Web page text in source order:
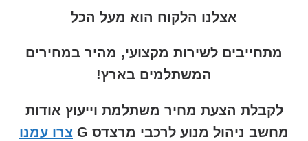
אצלנו הלקוח הוא מעל הכל
מתחייבים לשירות מקצועי, מהיר במחירים
המשתלמים בארץ!
לקבלת הצעת מחיר משתלמת וייעוץ אודות
מחשב ניהול מנוע לרכבי מרצדס G
צרו עמנו